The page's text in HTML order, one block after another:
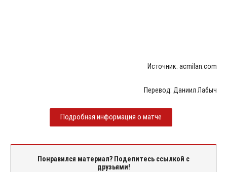
Источник: acmilan.com
Перевод: Даниил Лабыч
Подробная информация о матче
Понравился материал? Поделитесь ссылкой с
друзьями!